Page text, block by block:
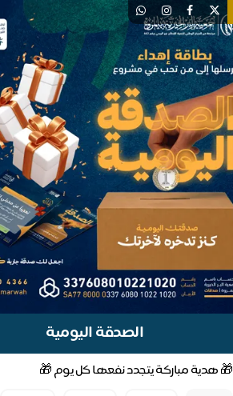
الصدقة اليومية
🎁 هدية مباركة يتجدد نفعها كل يوم 🎁